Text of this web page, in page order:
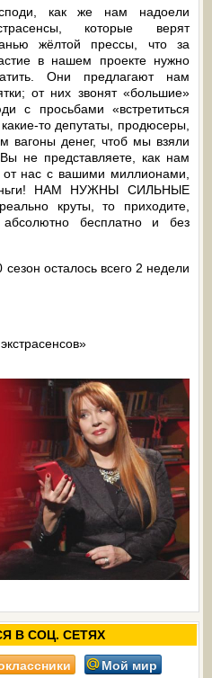
как же нам надоели
которые верят
жёлтой прессы, что за
в нашем проекте нужно
Они предлагают нам
от них звонят «большие»
c просьбами «встретиться
то депутаты, продюсеры,
вагоны денег, чтоб мы взяли
не представляете, как нам
от нас с вашими миллионами,
НАМ НУЖНЫ СИЛЬНЫЕ
круты, то приходите,
абсолютно бесплатно и без
осталось всего 2 недели
В СОЦ. СЕТЯХ
Мой мир